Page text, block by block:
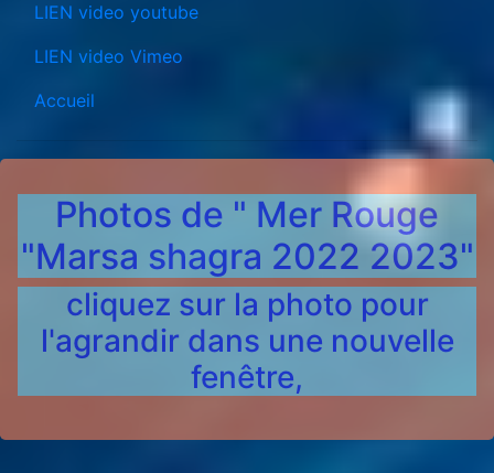
LIEN video youtube
LIEN video Vimeo
Accueil
Photos de " Mer Rouge
"Marsa shagra 2022 2023"
cliquez sur la photo pour
l'agrandir dans une nouvelle
fenêtre,